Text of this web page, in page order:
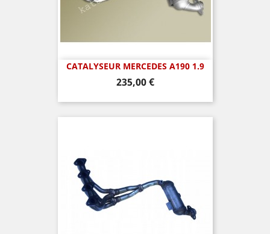
CATALYSEUR MERCEDES A190 1.9
Prix
235,00 €